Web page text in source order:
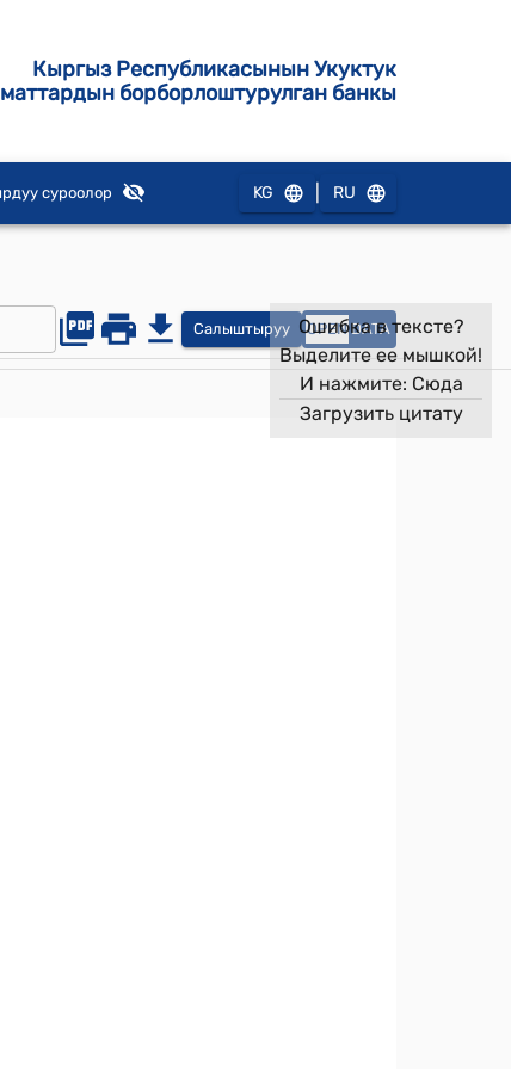
Кыргыз Республикасынын Укуктук
борборлоштурулган банкы
суроолор KG RU
Салыштыруу OPEN DATA
Ошибка в тексте?
Выделите ее мышкой!
И нажмите: Сюда
Загрузить цитату